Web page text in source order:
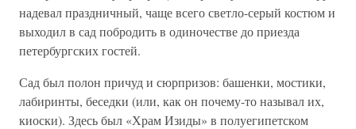
надевал праздничный, чаще всего светло-серый костюм и
выходил в сад побродить в одиночестве до приезда
петербургских гостей.
Сад был полон причуд и сюрпризов: башенки, мостики,
лабиринты, беседки (или, как он почему-то называл их,
киоски). Здесь был «Храм Изиды» в полуегипетском